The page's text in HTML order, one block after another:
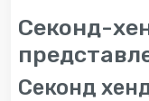
Секонд-
Секонд